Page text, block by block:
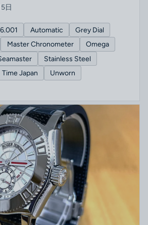
日
Automatic
Grey Dial
Master Chronometer
Omega
Stainless Steel
Time Japan Unworn